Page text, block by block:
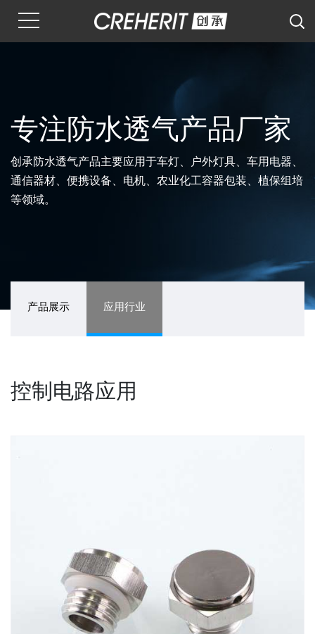
专注防水透气产品厂家
创承防水透气产品主要应用于车灯、户外灯具、车用电器、
通信器材、便携设备、电机、农业化工容器包装、植保组培
等领域。
产品展示 应用行业
控制电路应用